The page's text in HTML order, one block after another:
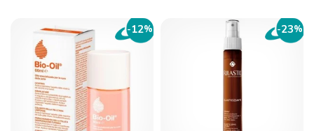
-12% -23%